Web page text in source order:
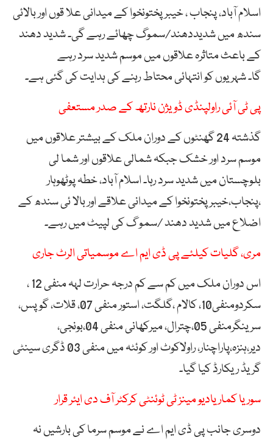
اسلام آباد، پنجاب ، خیبر پختونخوا کے میدانی علا قوں اور بالائی
سندھ میں شدیددھند/سموگ چھائے رہے گی۔ شدید دھند
کے باعث متاثرہ علاقوں میں موسم شدید سرد رہے
گا۔ شہریوں کو انتہائی محتاط رہنے کی ہدایت کی گئی ہے۔
پی ٹی آئی راولپنڈی ڈویژن نارتھ کے صدر مستعفی
گذشتہ 24 گھنٹوں کے دوران ملک کے بیشتر علاقوں میں
موسم سرد اور خشک جبکہ شمالی علاقوں اور شما لی
بلوچستان میں شدید سرد رہا۔ اسلام آباد، خطہ پوٹھوہار
،پنجاب،خیبر پختونخوا کے میدانی علاقے اور بالا ئی سندھ کے
اضلاع میں شدید دھند /سمو گ کی لپیٹ میں رہے۔
مری، گلیات کیلئے پی ڈی ایم اے موسمیاتی الرٹ جاری
اس دوران ملک میں کم سے کم درجہ حرارت لہہ منفی 12 ،
سکردومنفی10، کالام ،گلگت، استور منفی 07، قلات، گوپس،
سرینگرمنفی 05،چترال، میرکھانی منفی 04،بونجی،
دیر،ہنزہ،پاراچنار، راولاکوٹ اور کوئٹہ میں منفی 03 ڈگری سینٹی
گریڈ ریکارڈ کیا گیا۔
سوریا کمار یادیو مینز ٹی ٹوئنٹی کرکٹر آف دی ایئر قرار
دوسری جانب پی ڈی ایم اے نے موسم سرما کی بارشیں نہ